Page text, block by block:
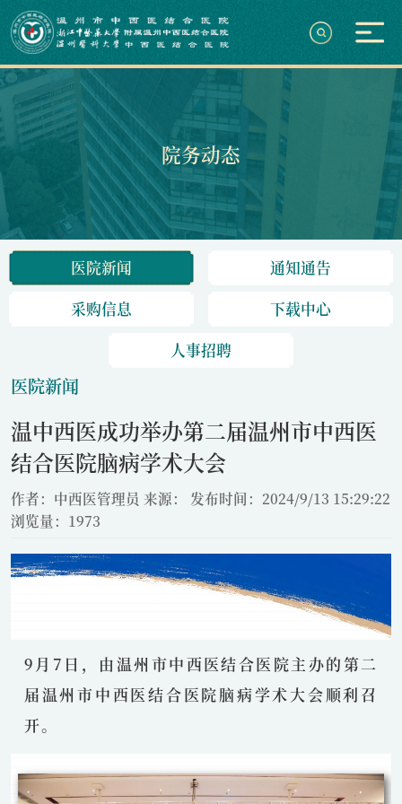
院务动态
医院新闻
通知通告
采购信息
下载中心
人事招聘
医院新闻
温中西医成功举办第二届温州市中西医
结合医院脑病学术大会
作者：中西医管理员 来源： 发布时间：2024/9/13 15:29:22
浏览量：1973
9月7日，由温州市中西医结合医院主办的第二
届温州市中西医结合医院脑病学术大会顺利召
开。